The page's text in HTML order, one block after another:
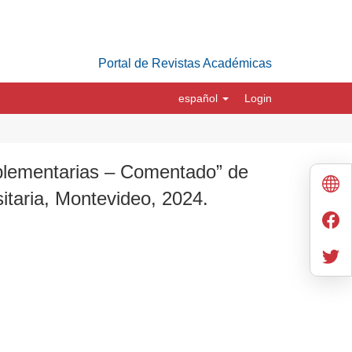
Portal de Revistas Académicas
español Login
– Comentado” de
Montevideo, 2024.